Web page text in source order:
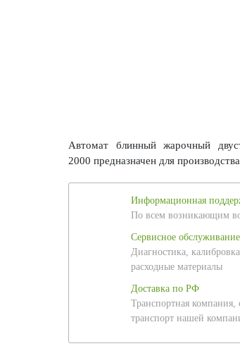
Автомат блинный жарочный
2000 предназначен для
Информационная
По всем возникающим
Сервисное обслуживание
Диагностика,
расходные материалы
Доставка по РФ
Транспортная компания,
транспорт нашей